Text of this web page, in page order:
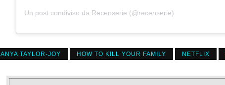
Un post condiviso da Recenserie (@recenserie)
ANYA TAYLOR-JOY HOW TO KILL YOUR FAMILY NETFLIX